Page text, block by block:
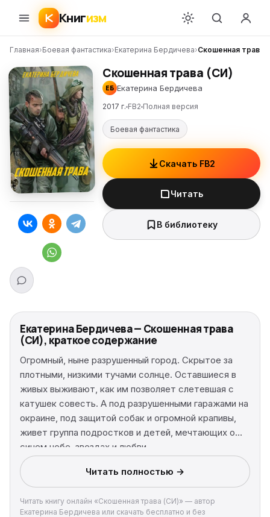
Книгизм
Главная›Боевая фантастика›Екатерина Бердичева›Скошенная трава
Скошенная трава (СИ)
ЕБ Екатерина Бердичева
2017 г. FB2 Полная версия
Боевая фантастика
Скачать FB2
Читать
В библиотеку
Екатерина Бердичева — Скошенная трава
(СИ), краткое содержание
Огромный, ныне разрушенный город. Скрытое за
плотными, низкими тучами солнце. Оставшиеся в
живых выживают, как им позволяет слетевшая с
катушек совесть. А под разрушенными гаражами на
окраине, под защитой собак и огромной крапивы,
живет группа подростков и детей, мечтающих о
синем небе, звездах и любви.
Читать полностью →
Читать книгу онлайн «Скошенная трава (СИ)» — автор
Екатерина Бердичева или скачать бесплатно и без